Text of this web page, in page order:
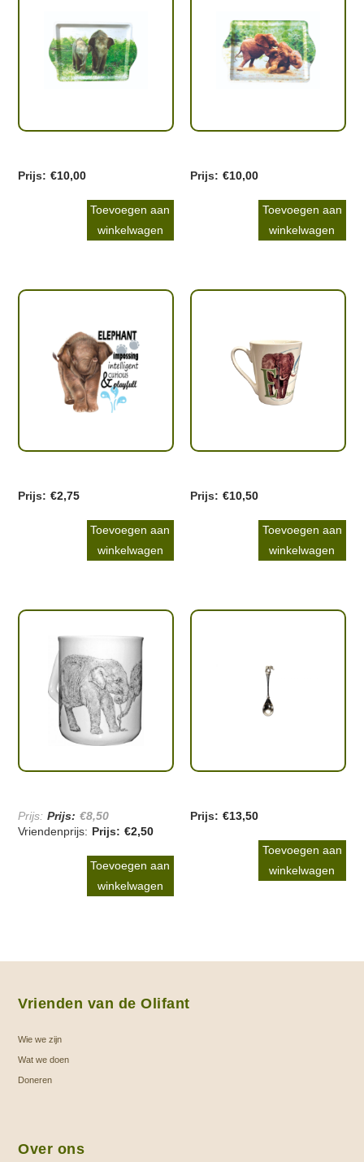
€10,00
Toevoegen aan
winkelwagen
€10,00
Toevoegen aan
winkelwagen
€2,75
Toevoegen aan
winkelwagen
€10,50
Toevoegen aan
winkelwagen
€8,50
Oorspronkelijke
€2,50
Toevoegen aan
winkelwagen
€13,50
Toevoegen aan
winkelwagen
Vrienden van de Olifant
Wie we zijn
Wat we doen
Doneren
Over ons